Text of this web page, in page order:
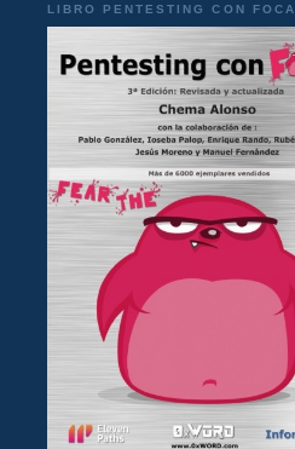
LIBRO PENTESTING CON FOCA